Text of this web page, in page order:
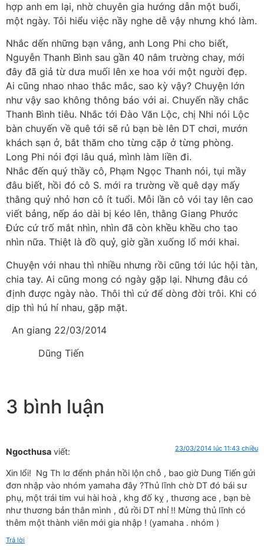
hợp anh em lại, nhờ chuyên gia hướng dẫn một buổi,
một ngày. Tôi hiểu việc nầy nghe dễ vậy nhưng khó làm.
Nhắc dến những bạn vắng, anh Long Phi cho biết,
Nguyễn Thanh Bình sau gần 40 nâm trường chay, mới
đây đã giả từ dưa muối lên xe hoa với một người đẹp.
Ai cũng nhao nhao thắc mắc, sao kỳ vậy? Chuyện lớn
như vậy sao không thông báo với ai. Chuyến nầy chắc
Thanh Bình tiêu. Nhắc tới Đào Văn Lộc, chị Nhi nói Lộc
bàn chuyến về quê tới sẽ rủ bạn bè lên DT chơi, mướn
khách sạn ở, bắt thăm cho từng cặp ở từng phòng.
Long Phi nói đợi lâu quá, mình làm liền đi.
Nhắc đến quý thầy cô, Phạm Ngọc Thanh nói, tụi mầy
đâu biết, hồi đó cô S. mới ra trường về quê dạy mấy
thằng quỷ nhỏ hơn cô ít tuổi. Mỗi lần cô vói tay lên cao
viết bảng, nếp áo dài bị kéo lên, thằng Giang Phước
Đức cứ trố mắt nhìn, nhìn đã còn khều khều cho tao
nhìn nữa. Thiệt là đồ quỷ, giờ gần xuống lổ mới khai.
Chuyện với nhau thì nhiều nhưng rồi cũng tới lúc hội tàn,
chia tay. Ai cũng mong có ngày gặp lại. Nhưng đâu có
định được ngày nào. Thôi thì cứ để dòng đời trôi. Khi có
dịp thì hú hí nhau, gặp mặt.
An giang 22/03/2014
Dũng Tiến
3 bình luận
Ngocthusa viết: 23/03/2014 lúc 11:43 chiều
Xin lổi! Ng Th lơ đểnh phản hồi lộn chỗ , bao giờ Dung Tiến gửi
đơn nhập vào nhóm yamaha đây ?Thủ lĩnh chờ DT đó bái sư
phụ, một trái tim vui hài hoà , khg đố kỵ , thương ace , bạn bè
như thương bản thân mình , đủ rồi DT nhỉ !! Mừng thủ lĩnh có
thêm một thành viên mới gia nhập ! (yamaha . nhóm )
Trả lời